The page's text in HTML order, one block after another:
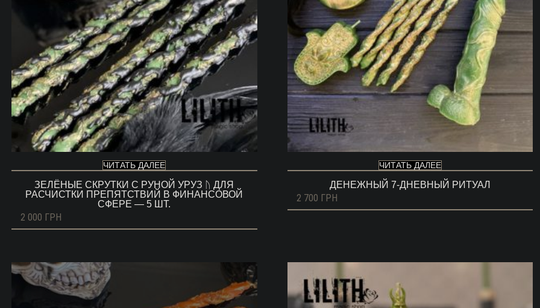
ЧИТАТЬ ДАЛЕЕ
ЗЕЛЁНЫЕ СКРУТКИ С РУНОЙ УРУЗ ᚢ ДЛЯ
РАСЧИСТКИ ПРЕПЯТСТВИЙ В ФИНАНСОВОЙ
СФЕРЕ — 5 ШТ.
2 000 ГРН
ЧИТАТЬ ДАЛЕЕ
ДЕНЕЖНЫЙ 7-ДНЕВНЫЙ РИТУАЛ
2 700 ГРН